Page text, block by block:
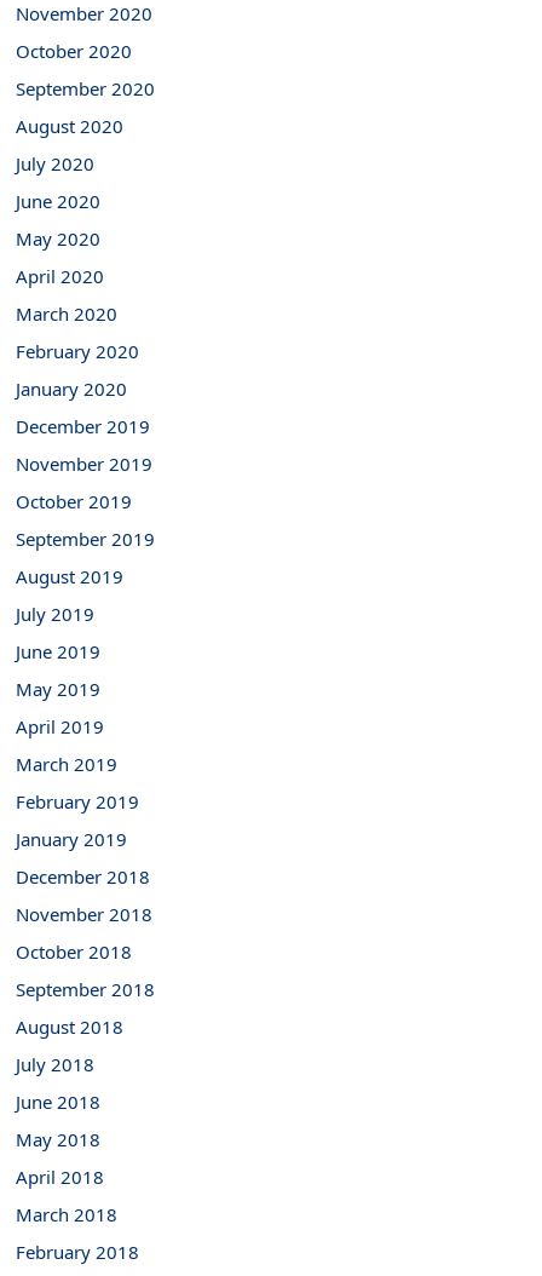
November 2020
October 2020
September 2020
August 2020
July 2020
June 2020
May 2020
April 2020
March 2020
February 2020
January 2020
December 2019
November 2019
October 2019
September 2019
August 2019
July 2019
June 2019
May 2019
April 2019
March 2019
February 2019
January 2019
December 2018
November 2018
October 2018
September 2018
August 2018
July 2018
June 2018
May 2018
April 2018
March 2018
February 2018